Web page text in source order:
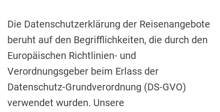
Die Datenschutzerklärung der Reisenangebote
beruht auf den Begrifflichkeiten, die durch den
Europäischen Richtlinien- und
Verordnungsgeber beim Erlass der
Datenschutz-Grundverordnung (DS-GVO)
verwendet wurden. Unsere